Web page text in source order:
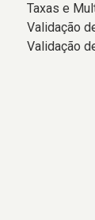
Taxas e
Validação
Validação